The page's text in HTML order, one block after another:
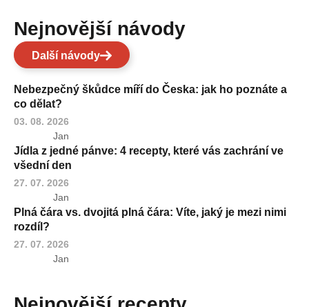
Nejnovější návody
Další návody
Nebezpečný škůdce míří do Česka: jak ho poznáte a
co dělat?
03. 08. 2026
Jan
Jídla z jedné pánve: 4 recepty, které vás zachrání ve
všední den
27. 07. 2026
Jan
Plná čára vs. dvojitá plná čára: Víte, jaký je mezi nimi
rozdíl?
27. 07. 2026
Jan